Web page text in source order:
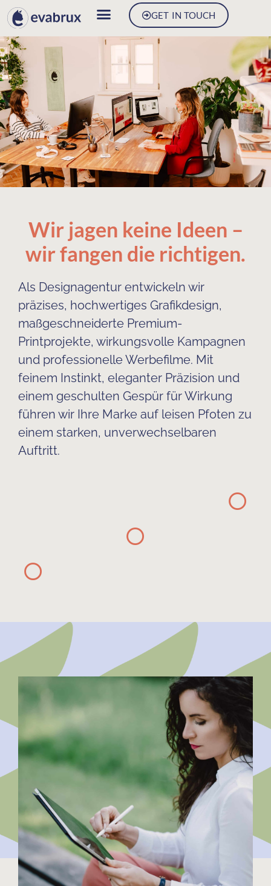
GET IN TOUCH
Wir jagen keine Ideen –
wir fangen die richtigen.
Als Designagentur entwickeln wir
präzises, hochwertiges Grafikdesign,
maßgeschneiderte Premium-
Printprojekte, wirkungsvolle Kampagnen
und professionelle Werbefilme. Mit
feinem Instinkt, eleganter Präzision und
einem geschulten Gespür für Wirkung
führen wir Ihre Marke auf leisen Pfoten zu
einem starken, unverwechselbaren
Auftritt.